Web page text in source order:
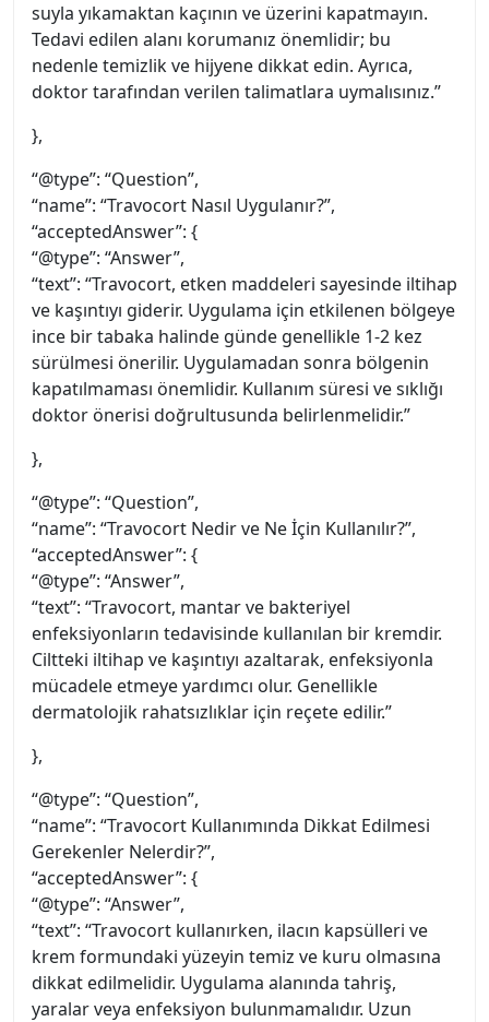
suyla yıkamaktan kaçının ve üzerini kapatmayın.
Tedavi edilen alanı korumanız önemlidir; bu
nedenle temizlik ve hijyene dikkat edin. Ayrıca,
doktor tarafından verilen talimatlara uymalısınız.”
},
“@type”: “Question”,
“name”: “Travocort Nasıl Uygulanır?”,
“acceptedAnswer”: {
“@type”: “Answer”,
“text”: “Travocort, etken maddeleri sayesinde iltihap
ve kaşıntıyı giderir. Uygulama için etkilenen bölgeye
ince bir tabaka halinde günde genellikle 1-2 kez
sürülmesi önerilir. Uygulamadan sonra bölgenin
kapatılmaması önemlidir. Kullanım süresi ve sıklığı
doktor önerisi doğrultusunda belirlenmelidir.”
},
“@type”: “Question”,
“name”: “Travocort Nedir ve Ne İçin Kullanılır?”,
“acceptedAnswer”: {
“@type”: “Answer”,
“text”: “Travocort, mantar ve bakteriyel
enfeksiyonların tedavisinde kullanılan bir kremdir.
Ciltteki iltihap ve kaşıntıyı azaltarak, enfeksiyonla
mücadele etmeye yardımcı olur. Genellikle
dermatolojik rahatsızlıklar için reçete edilir.”
},
“@type”: “Question”,
“name”: “Travocort Kullanımında Dikkat Edilmesi
Gerekenler Nelerdir?”,
“acceptedAnswer”: {
“@type”: “Answer”,
“text”: “Travocort kullanırken, ilacın kapsülleri ve
krem formundaki yüzeyin temiz ve kuru olmasına
dikkat edilmelidir. Uygulama alanında tahriş,
yaralar veya enfeksiyon bulunmamalıdır. Uzun